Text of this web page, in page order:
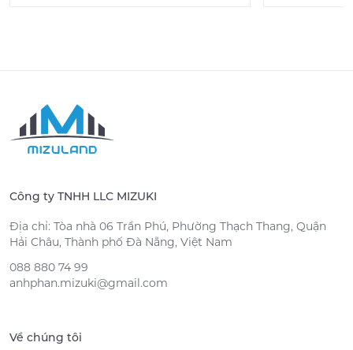
Công ty TNHH LLC MIZUKI
Địa chỉ: Tòa nhà 06 Trần Phú, Phường Thạch Thang, Quận
Hải Châu, Thành phố Đà Nẵng, Việt Nam
088 880 74 99
anhphan.mizuki@gmail.com
Về chúng tôi